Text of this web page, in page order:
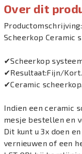
Over dit
Productomschrijving:
Scheerkop Ceramic
✔Scheerkop
✔Resultaat:Fijn/Kort.
✔Ceramic scheerkop.
Indien een ceramic
mesje bestellen en
Dit kunt u 3x doen
vernieuwen of een